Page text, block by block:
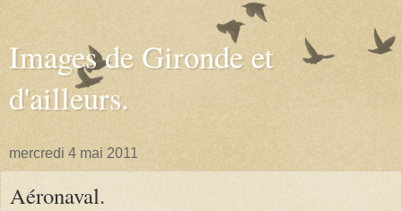
Images de Gironde et
d'ailleurs.
mercredi 4 mai 2011
Aéronaval.